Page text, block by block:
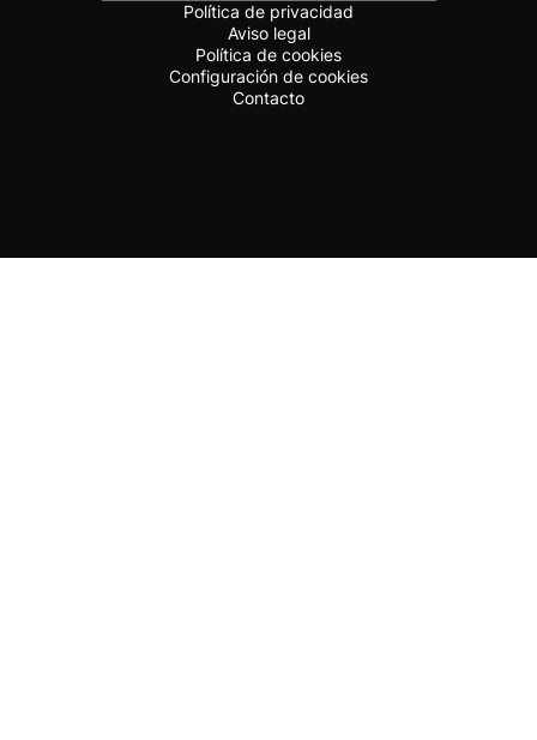
Política de privacidad
Aviso legal
Política de cookies
Configuración de cookies
Contacto